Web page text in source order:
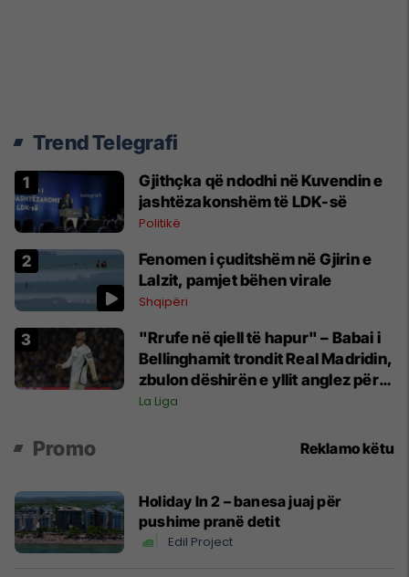
Trend Telegrafi
Gjithçka që ndodhi në Kuvendin e
jashtëzakonshëm të LDK-së
Politikë
Fenomen i çuditshëm në Gjirin e
Lalzit, pamjet bëhen virale
Shqipëri
"Rrufe në qiell të hapur" – Babai i
Bellinghamit trondit Real Madridin,
zbulon dëshirën e yllit anglez për
largim
La Liga
Promo Reklamo këtu
Holiday In 2 – banesa juaj për
pushime pranë detit
Edil Project